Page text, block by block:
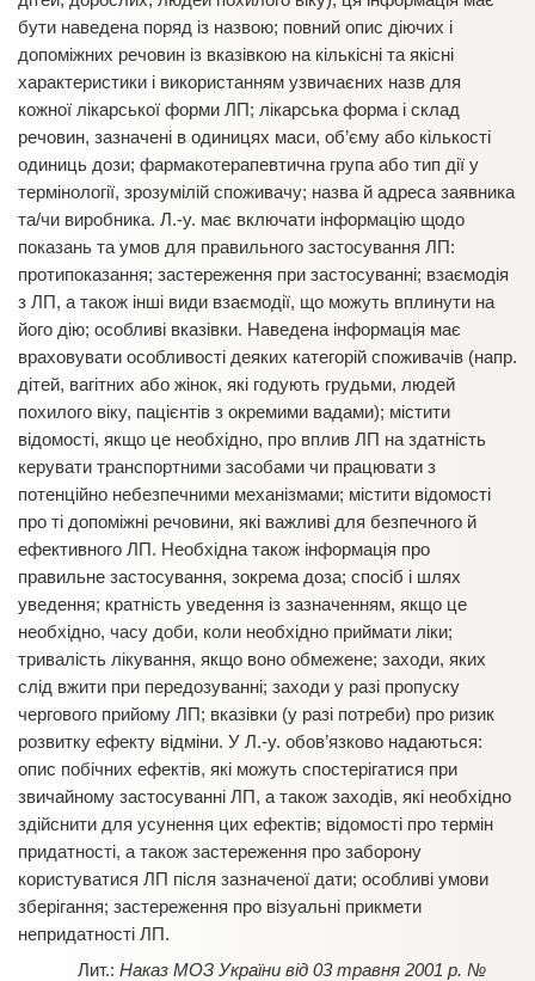
бути наведена поряд із назвою; повний опис діючих і
допоміжних речовин із вказівкою на кількісні та якісні
характеристики і використанням узвичаєних назв для
кожної лікарської форми ЛП; лікарська форма і склад
речовин, зазначені в одиницях маси, об’єму або кількості
одиниць дози; фармакотерапевтична група або тип дії у
термінології, зрозумілій споживачу; назва й адреса заявника
та/чи виробника. Л.-у. має включати інформацію щодо
показань та умов для правильного застосування ЛП:
протипоказання; застереження при застосуванні; взаємодія
з ЛП, а також інші види взаємодії, що можуть вплинути на
його дію; особливі вказівки. Наведена інформація має
враховувати особливості деяких категорій споживачів (напр.
дітей, вагітних або жінок, які годують грудьми, людей
похилого віку, пацієнтів з окремими вадами); містити
відомості, якщо це необхідно, про вплив ЛП на здатність
керувати транспортними засобами чи працювати з
потенційно небезпечними механізмами; містити відомості
про ті допоміжні речовини, які важливі для безпечного й
ефективного ЛП. Необхідна також інформація про
правильне застосування, зокрема доза; спосіб і шлях
уведення; кратність уведення із зазначенням, якщо це
необхідно, часу доби, коли необхідно приймати ліки;
тривалість лікування, якщо воно обмежене; заходи, яких
слід вжити при передозуванні; заходи у разі пропуску
чергового прийому ЛП; вказівки (у разі потреби) про ризик
розвитку ефекту відміни. У Л.-у. обов’язково надаються:
опис побічних ефектів, які можуть спостерігатися при
звичайному застосуванні ЛП, а також заходів, які необхідно
здійснити для усунення цих ефектів; відомості про термін
придатності, а також застереження про заборону
користуватися ЛП після зазначеної дати; особливі умови
зберігання; застереження про візуальні прикмети
непридатності ЛП.
Наказ МОЗ України від 03 травня 2001 р. №